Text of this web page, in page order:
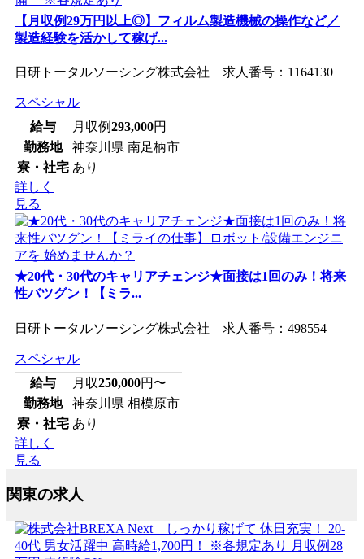
【月収例29万円以上◎】フィルム製造機械の操作など／
製造経験を活かして稼げ...
日研トータルソーシング株式会社 求人番号：1164130
スペシャル
給与
月収例293,000円
勤務地
神奈川県 南足柄市
寮・社宅 あり
詳しく
見る
★20代・30代のキャリアチェンジ★面接は1回のみ！将来
性バツグン！【ミラ...
日研トータルソーシング株式会社 求人番号：498554
スペシャル
給与
月収250,000円〜
勤務地
神奈川県 相模原市
寮・社宅 あり
詳しく
見る
関東の求人